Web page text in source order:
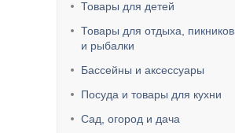
Товары для детей
Товары для отдыха, пикников
и рыбалки
Бассейны и аксессуары
Посуда и товары для кухни
Сад, огород и дача